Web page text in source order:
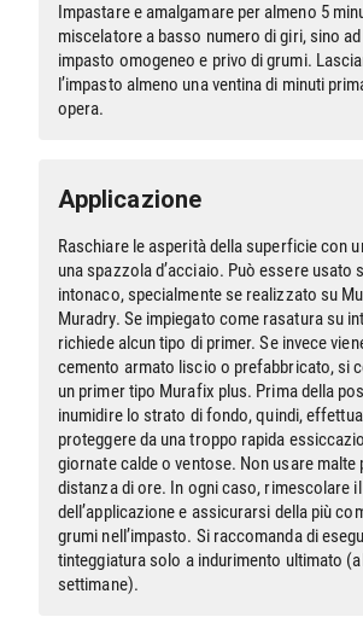
Impastare e amalgamare per almeno 5
miscelatore a basso numero di giri, sino
impasto omogeneo e privo di grumi.
l’impasto almeno una ventina di minuti
opera.
Applicazione
Raschiare le asperità della superficie con
una spazzola d’acciaio. Può essere usato
intonaco, specialmente se realizzato su
Muradry. Se impiegato come rasatura su
richiede alcun tipo di primer. Se invece
cemento armato liscio o prefabbricato, si
un primer tipo Murafix plus. Prima della
inumidire lo strato di fondo, quindi,
proteggere da una troppo rapida
giornate calde o ventose. Non usare malte
distanza di ore. In ogni caso, rimescolare
dell’applicazione e assicurarsi della più
grumi nell’impasto. Si raccomanda di
tinteggiatura solo a indurimento ultimato
settimane).